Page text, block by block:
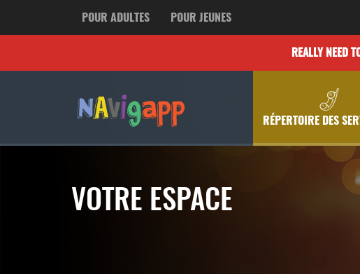
POUR ADULTES POUR JEUNES
REALLY NEED
RÉPERTOIRE DES
VOTRE ESPACE